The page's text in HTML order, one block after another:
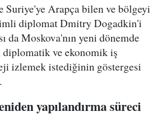
Suriye'ye Arapça bilen ve bölgeyi
diplomat Dmitry Dogadkin'i
da Moskova'nın yeni dönemde
diplomatik ve ekonomik iş
izlemek istediğinin göstergesi
yapılandırma süreci